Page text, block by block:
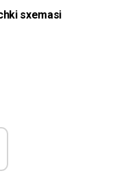
sxemasi